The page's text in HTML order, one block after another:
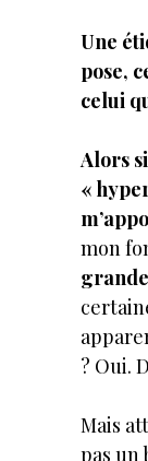
Une
pose,
celui
Alors
«
mon
? Oui.
Mais
pas un